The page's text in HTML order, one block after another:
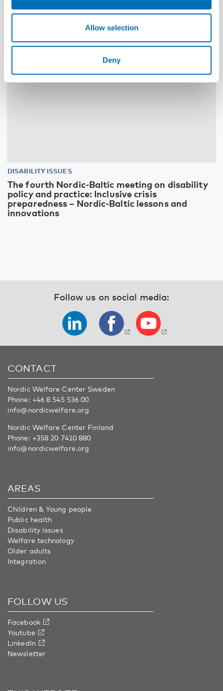
Allow selection
Deny
10 11 NOV 2026
DISABILITY ISSUES
The fourth Nordic-Baltic meeting on disability
policy and practice: Inclusive crisis
preparedness – Nordic-Baltic lessons and
innovations
Follow us on social media:
CONTACT
Nordic Welfare Center Sweden
Phone: +46 8 545 536 00
info@nordicwelfare.org
Nordic Welfare Center Finland
Phone: +358 20 7410 880
info@nordicwelfare.org
AREAS
Children & Young people
Public health
Disability issues
Welfare technology
Older adults
Integration
FOLLOW US
Facebook
Youtube
LinkedIn
Newsletter